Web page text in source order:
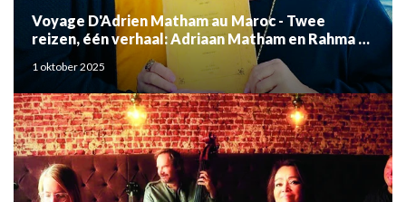
Voyage D'Adrien Matham au Maroc - Twee
reizen, één verhaal: Adriaan Matham en Rahma el
Mouden
1 oktober 2025